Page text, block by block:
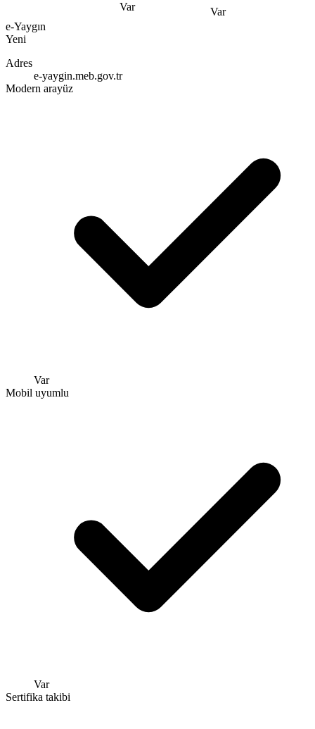
Var
Var
e-Yaygın
Yeni
Adres
e-yaygin.meb.gov.tr
Modern arayüz
Var
Mobil uyumlu
Var
Sertifika takibi